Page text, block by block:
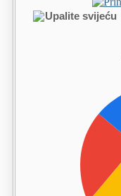
Upalite svijeću